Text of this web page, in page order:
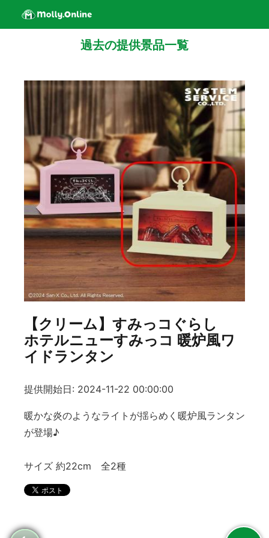
過去の提供景品一覧
【クリーム】すみっコぐらし
ホテルニューすみっコ 暖炉風ワ
イドランタン
提供開始日: 2024-11-22 00:00:00
暖かな炎のようなライトが揺らめく暖炉風ランタン
が登場♪
サイズ 約22cm 全2種